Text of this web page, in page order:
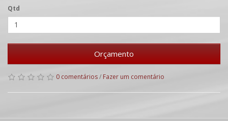
Qtd
Orçamento
0 comentários/ Fazer um comentário